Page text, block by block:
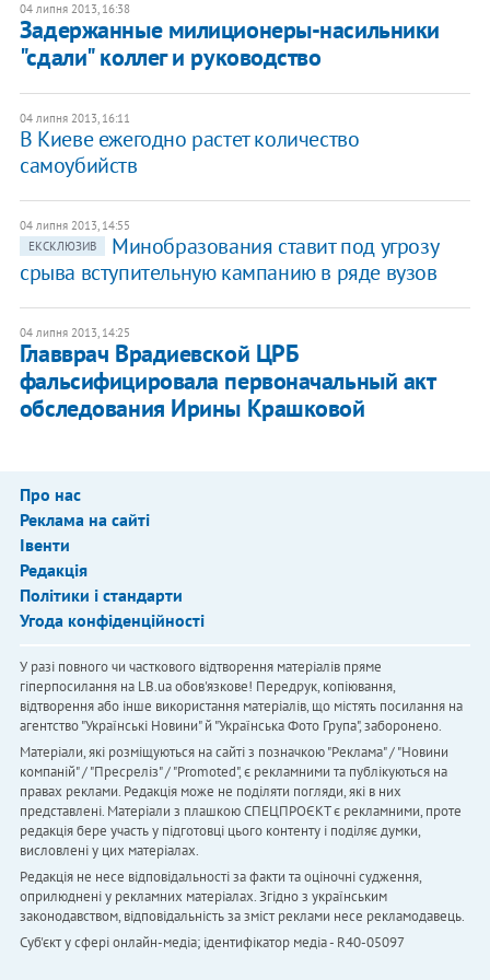
04 липня 2013, 16:38
Задержанные милиционеры-насильники
"сдали" коллег и руководство
04 липня 2013, 16:11
В Киеве ежегодно растет количество
самоубийств
04 липня 2013, 14:55
ЕКСКЛЮЗИВ
Минобразования ставит под угрозу
срыва вступительную кампанию в ряде вузов
04 липня 2013, 14:25
Главврач Врадиевской ЦРБ
фальсифицировала первоначальный акт
обследования Ирины Крашковой
Про нас
Реклама на сайті
Івенти
Редакція
Політики і стандарти
Угода конфіденційності
У разі повного чи часткового відтворення матеріалів пряме
гіперпосилання на LB.ua обов'язкове! Передрук, копіювання,
відтворення або інше використання матеріалів, що містять посилання на
агентство "Українськi Новини" й "Українська Фото Група", заборонено.
Матеріали, які розміщуються на сайті з позначкою "Реклама" / "Новини
компаній" / "Пресреліз" / "Promoted", є рекламними та публікуються на
правах реклами. Редакція може не поділяти погляди, які в них
представлені. Матеріали з плашкою СПЕЦПРОЄКТ є рекламними, проте
редакція бере участь у підготовці цього контенту і поділяє думки,
висловлені у цих матеріалах.
Редакція не несе відповідальності за факти та оціночні судження,
оприлюднені у рекламних матеріалах. Згідно з українським
законодавством, відповідальність за зміст реклами несе рекламодавець.
Cуб'єкт у сфері онлайн-медіа; ідентифікатор медіа - R40-05097